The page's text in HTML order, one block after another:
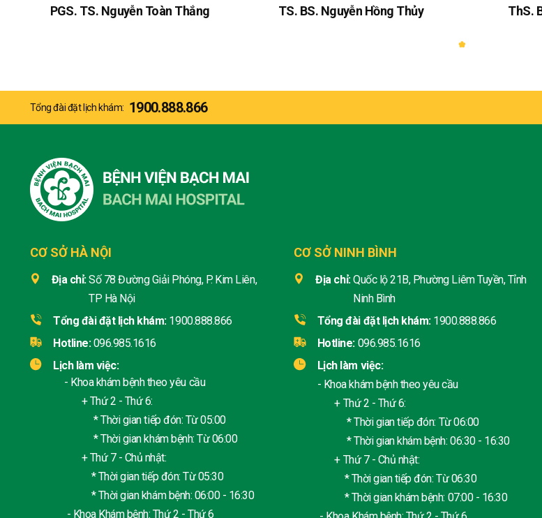
PGS. TS. Nguyễn Toàn Thắng TS. BS. Nguyễn Hồng Thủy ThS.
Tổng đài đặt lịch khám: 1900.888.866
CƠ SỞ HÀ NỘI
Địa chỉ:Số 78 Đường Giải Phóng, P. Kim Liên,
TP Hà Nội
Tổng đài đặt lịch khám: 1900.888.866
Hotline: 096.985.1616
Lịch làm việc:
- Khoa khám bệnh theo yêu cầu
+ Thứ 2 - Thứ 6:
* Thời gian tiếp đón: Từ 05:00
* Thời gian khám bệnh: Từ 06:00
+ Thứ 7 - Chủ nhật:
* Thời gian tiếp đón: Từ 05:30
* Thời gian khám bệnh: 06:00 - 16:30
- Khoa Khám bệnh: Thứ 2 - Thứ 6
CƠ SỞ NINH BÌNH
Địa chỉ:Quốc lộ 21B, Phường Liêm Tuyền, Tỉnh
Ninh Bình
Tổng đài đặt lịch khám: 1900.888.866
Hotline: 096.985.1616
Lịch làm việc:
- Khoa khám bệnh theo yêu cầu
+ Thứ 2 - Thứ 6:
* Thời gian tiếp đón: Từ 06:00
* Thời gian khám bệnh: 06:30 - 16:30
+ Thứ 7 - Chủ nhật:
* Thời gian tiếp đón: Từ 06:30
* Thời gian khám bệnh: 07:00 - 16:30